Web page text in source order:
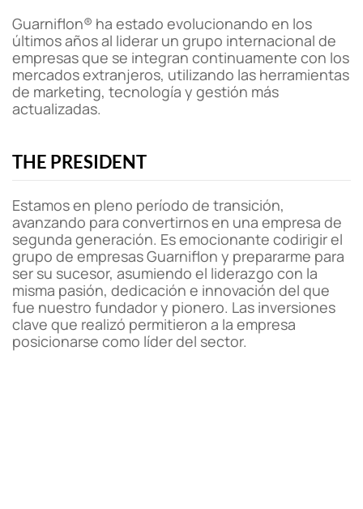
Guarniflon® ha estado evolucionando en los
últimos años al liderar un grupo internacional de
empresas que se integran continuamente con los
mercados extranjeros, utilizando las herramientas
de marketing, tecnología y gestión más
actualizadas.
THE PRESIDENT
Estamos en pleno período de transición,
avanzando para convertirnos en una empresa de
segunda generación. Es emocionante codirigir el
grupo de empresas Guarniflon y prepararme para
ser su sucesor, asumiendo el liderazgo con la
misma pasión, dedicación e innovación del que
fue nuestro fundador y pionero. Las inversiones
clave que realizó permitieron a la empresa
posicionarse como líder del sector.